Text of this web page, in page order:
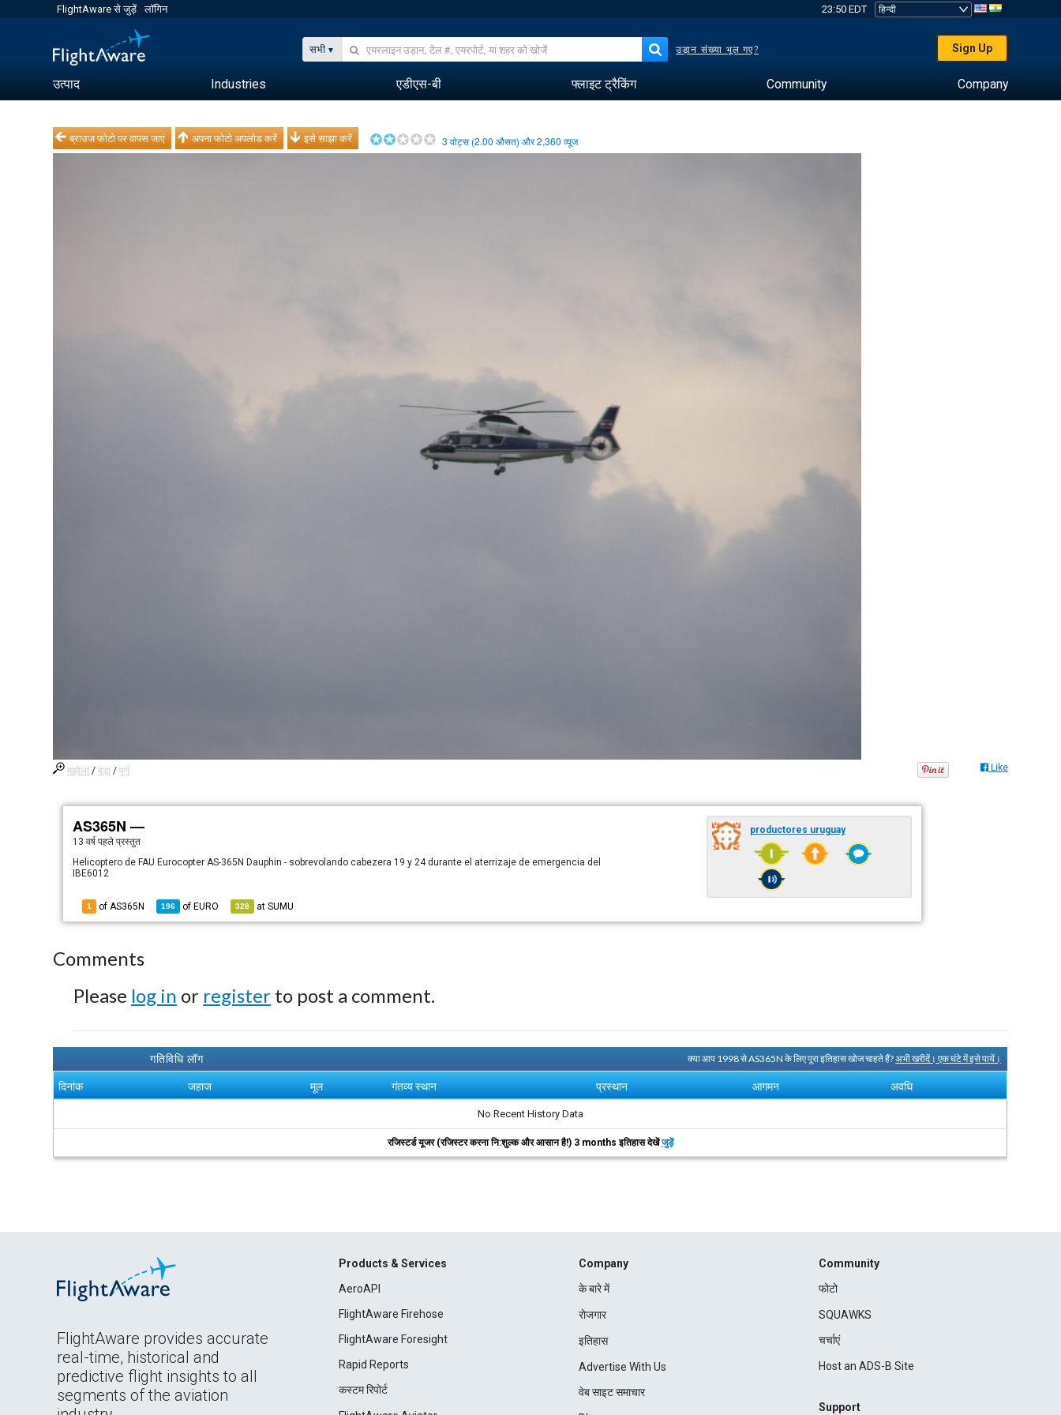
FlightAware से जुड़ें लॉगिन 23:50 EDT
सभी उड़ान संख्या भूल गए? Sign Up
उत्पाद Industries एडीएस-बी फ्लाइट ट्रैकिंग Community Company
ब्राउज फोटो पर वापस जाएं अपना फोटो अपलोड करें इसे साझा करें 3 वोट्स (2.00 औसत) और2,360 व्यूज
मझोला /बड़ा /पूर्ण Like
AS365N —
13 वर्ष पहले प्रस्तुत
Helicoptero de FAU Eurocopter AS-365N Dauphin - sobrevolando cabezera 19 y 24 durante el aterrizaje de emergencia del
IBE6012
1 of AS365N 196 of EURO 328 atSUMU
productores uruguay
Comments
Please log in or register to post a comment.
गतिविधि लॉग क्या आप 1998 से AS365N के लिए पूरा इतिहास खोज चाहते हैं?अभी खरीदें। एक घंटे में इसे पायें।
दिनांक जहाज मूल गंतव्य स्थान प्रस्थान आगमन अवधि
No Recent History Data
रजिस्टर्ड यूजर (रजिस्टर करना नि:शुल्क और आसान है!) 3 months इतिहास देखेंजुड़ें
FlightAware provides accurate
real-time, historical and
predictive flight insights to all
segments of the aviation
Products & Services
AeroAPI
FlightAware Firehose
FlightAware Foresight
Rapid Reports
कस्टम रिपोर्ट
Company
के बारे में
रोजगार
इतिहास
Advertise With Us
वेब साइट समाचार
Community
फोटो
SQUAWKS
चर्चाएं
Host an ADS-B Site
Support